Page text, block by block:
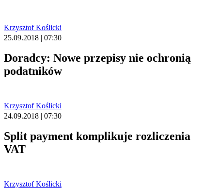
Krzysztof Koślicki
25.09.2018 | 07:30
Doradcy: Nowe przepisy nie ochronią
podatników
Krzysztof Koślicki
24.09.2018 | 07:30
Split payment komplikuje rozliczenia
VAT
Krzysztof Koślicki